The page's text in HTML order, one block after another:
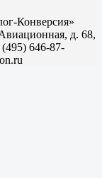
Конверсия»
д. 68,
646-87-